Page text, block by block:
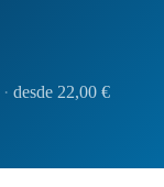
· desde 22,00 €